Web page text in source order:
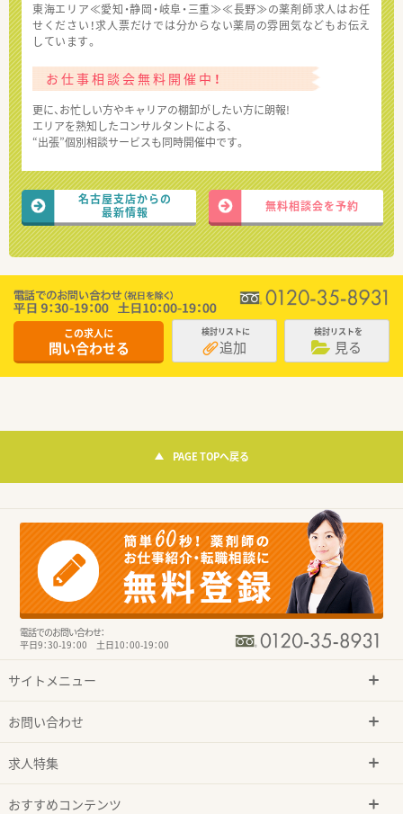
東海エリア≪愛知・静岡・岐阜・三重≫≪長野≫の薬剤師求人はお任
せください！求人票だけでは分からない薬局の雰囲気などもお伝え
しています。
お仕事相談会無料開催中！
更に、お忙しい方やキャリアの棚卸がしたい方に朗報!
エリアを熟知したコンサルタントによる、
“出張”個別相談サービスも同時開催中です。
名古屋支店からの
最新情報
無料相談会を予約
この求人に
問い合わせる
検討リストに
追加
検討リストを
見る
PAGE TOPへ戻る
電話でのお問い合わせ：
平日9：30-19：00 土日10：00-19：00
サイトメニュー
お問い合わせ
求人特集
おすすめコンテンツ